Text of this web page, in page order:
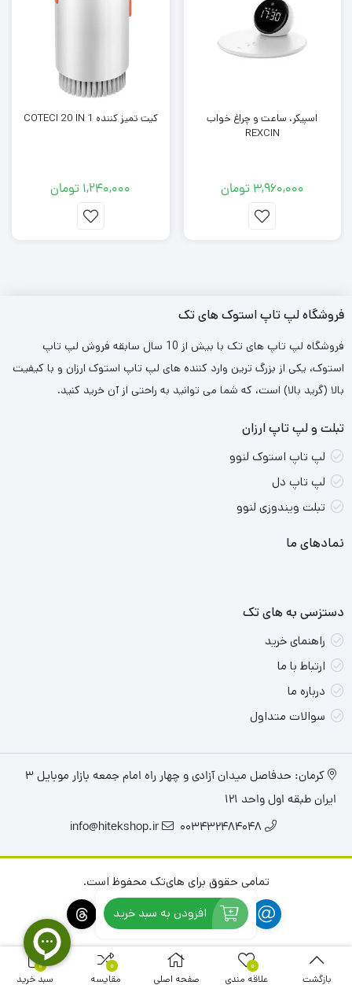
اندازه محصول: 411×297×193 میلی‌متر
فرمت فایل صوتی: MP3/WMA/WAV/FLAC/APE
همراه با دو عدد میکروفن بیسیم با کیفیت
بند دوشی و کنترل
اسپیکر، ساعت و چراغ خواب
REXCIN
3,960,000 تومان
کیت تمیز کننده COTECI 20 IN 1
1,240,000 تومان
فروشگاه لپ تاپ استوک های تک
فروشگاه لپ تاپ های تک با بیش از 10 سال سابقه فروش لپ تاپ
استوک، یکی از بزرگ ترین وارد کننده های لپ تاپ استوک ارزان و با کیفیت
بالا (گرید بالا) است، که شما می توانید به راحتی از آن خرید کنید.
تبلت و لپ تاپ ارزان
لپ تاپ استوک لنوو
لپ تاپ دل
تبلت ویندوزی لنوو
نمادهای ما
دستزسی به های تک
راهنمای خرید
ارتباط با ما
درباره ما
سوالات متداول
کرمان: حدفاصل میدان آزادی و چهار راه امام جمعه بازار موبایل ۳
ایران طبقه اول واحد ۱۲۱
003432484048
info@hitekshop.ir
تمامی حقوق برای های‌تک محفوظ است.
افزودن به سبد خرید
بازگشت
0
علاقه مندی صفحه اصلی
0
مقایسه
0
سبد خرید